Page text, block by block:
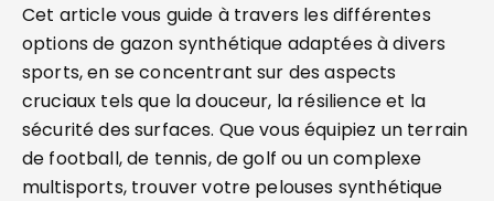
Cet article vous guide à travers les différentes
options de gazon synthétique adaptées à divers
sports, en se concentrant sur des aspects
cruciaux tels que la douceur, la résilience et la
sécurité des surfaces. Que vous équipiez un terrain
de football, de tennis, de golf ou un complexe
multisports, trouver votre pelouses synthétique